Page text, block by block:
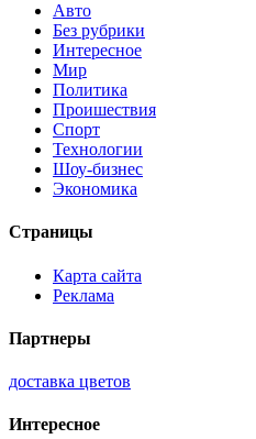
Авто
Без рубрики
Интересное
Мир
Политика
Проишествия
Спорт
Технологии
Шоу-бизнес
Экономика
Страницы
Карта сайта
Реклама
Партнеры
доставка цветов
Интересное